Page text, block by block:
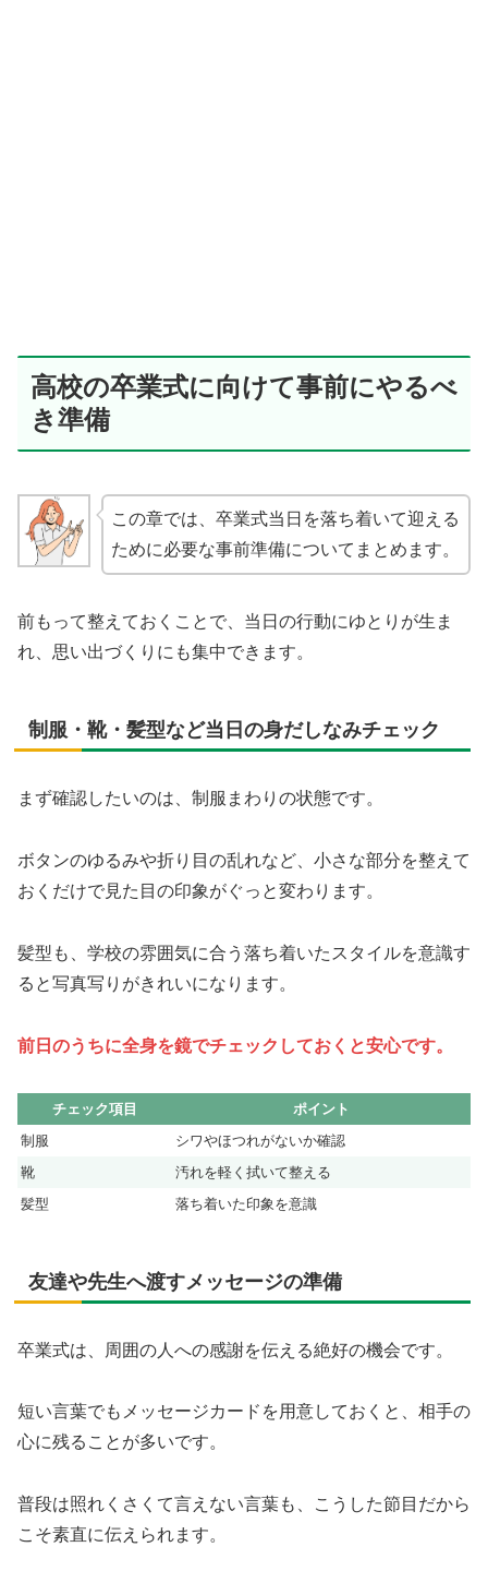
高校の卒業式に向けて事前にやるべ
き準備
この章では、卒業式当日を落ち着いて迎える
ために必要な事前準備についてまとめます。
前もって整えておくことで、当日の行動にゆとりが生ま
れ、思い出づくりにも集中できます。
制服・靴・髪型など当日の身だしなみチェック
まず確認したいのは、制服まわりの状態です。
ボタンのゆるみや折り目の乱れなど、小さな部分を整えて
おくだけで見た目の印象がぐっと変わります。
髪型も、学校の雰囲気に合う落ち着いたスタイルを意識す
ると写真写りがきれいになります。
前日のうちに全身を鏡でチェックしておくと安心です。
チェック項目
ポイント
制服
シワやほつれがないか確認
靴
汚れを軽く拭いて整える
髪型
落ち着いた印象を意識
友達や先生へ渡すメッセージの準備
卒業式は、周囲の人への感謝を伝える絶好の機会です。
短い言葉でもメッセージカードを用意しておくと、相手の
心に残ることが多いです。
普段は照れくさくて言えない言葉も、こうした節目だから
こそ素直に伝えられます。